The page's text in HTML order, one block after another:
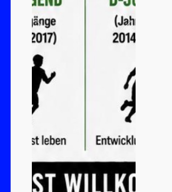
Previous Next